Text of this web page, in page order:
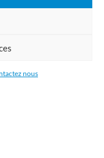
nous
format
adhésive, drapeau,
la plupart des pays de